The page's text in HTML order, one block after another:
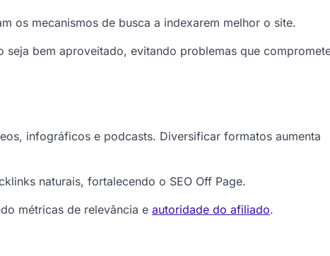
os mecanismos de busca a indexarem melhor o site.
bem aproveitado, evitando problemas que
infográficos e podcasts. Diversificar formatos aumenta
naturais, fortalecendo o SEO Off Page.
métricas de relevância e autoridade do afiliado.